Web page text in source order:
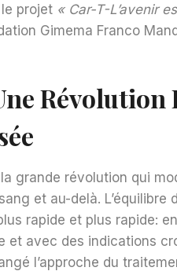
projet « Car-T-L’avenir
Gimema Franco
Révolution
grande révolution qui
et au-delà.
rapide et plus rapide:
et avec des indications
l’approche du